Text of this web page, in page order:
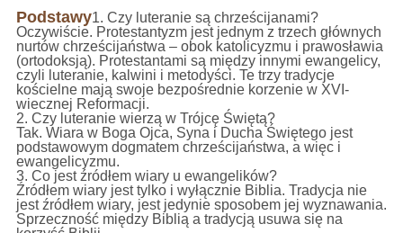
Podstawy1. Czy luteranie są chrześcijanami?
Oczywiście. Protestantyzm jest jednym z trzech głównych
nurtów chrześcijaństwa – obok katolicyzmu i prawosławia
(ortodoksją). Protestantami są między innymi ewangelicy,
czyli luteranie, kalwini i metodyści. Te trzy tradycje
kościelne mają swoje bezpośrednie korzenie w XVI-
wiecznej Reformacji.
2. Czy luteranie wierzą w Trójcę Świętą?
Tak. Wiara w Boga Ojca, Syna i Ducha Świętego jest
podstawowym dogmatem chrześcijaństwa, a więc i
ewangelicyzmu.
3. Co jest źródłem wiary u ewangelików?
Źródłem wiary jest tylko i wyłącznie Biblia. Tradycja nie
jest źródłem wiary, jest jedynie sposobem jej wyznawania.
Sprzeczność między Biblią a tradycją usuwa się na